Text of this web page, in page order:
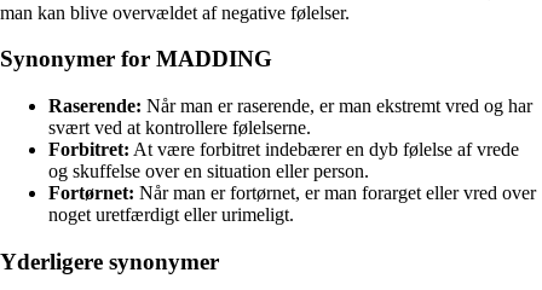
man kan blive overvældet af negative følelser.
Synonymer for MADDING
Raserende: Når man er raserende, er man ekstremt vred og har
svært ved at kontrollere følelserne.
Forbitret: At være forbitret indebærer en dyb følelse af vrede
og skuffelse over en situation eller person.
Fortørnet: Når man er fortørnet, er man forarget eller vred over
noget uretfærdigt eller urimeligt.
Yderligere synonymer